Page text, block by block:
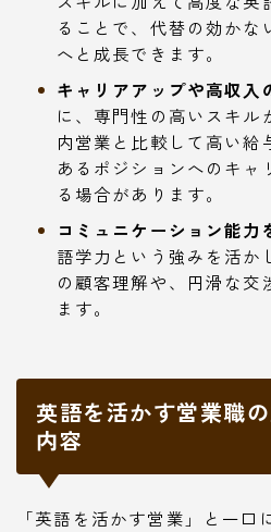
ることで、代替の効か
へと成長できます。
キャリアアップや高収入
に、専門性の高いスキル
内営業と比較して高い給
あるポジションへのキャ
る場合があります。
コミュニケーション能力
語学力という強みを活か
の顧客理解や、円滑な交
ます。
英語を活かす営業職
内容
「英語を活かす営業」と一